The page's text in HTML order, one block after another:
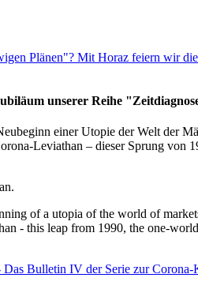
Plänen"? Mit Horaz feiern wir
unserer Reihe
einer Utopie der Welt der
Leviathan – dieser Sprung
of a utopia of the world of
- this leap from 1990, the one-
Bulletin IV der Serie zur Corona-